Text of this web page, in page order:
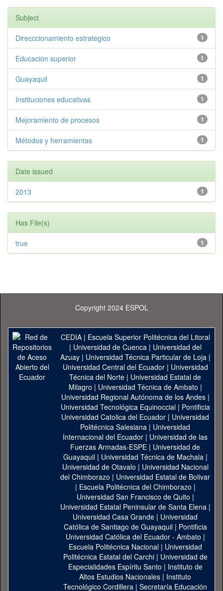
Subject
1
Direcccionamiento estrategico
1
Educación superior
1
Guayaquil
1
Instituciones educativas
1
Mejoramiento de procesos
1
Métodos y herramientas
Date issued
1
2013
Has File(s)
1
true
Copyright 2024 ESPOL
CEDIA| Escuela Superior Politécnica del Litoral
| Universidad de Cuenca| Universidad del
Azuay| Universidad Técnica Particular de Loja|
Universidad Central del Ecuador| Universidad
Técnica del Norte | Universidad Estatal de
Milagro | Universidad Técnica de Ambato |
Universidad Regional Autónoma de los Andes|
Universidad Tecnológica Equinoccial| Pontificia
Universidad Catolica del Ecuador | Universidad
Politécnica Salesiana | Universidad
Internacional del Ecuador | Universidad de las
Fuerzas Armadas-ESPE | Universidad de
Guayaquil| Universidad Técnica de Machala|
Universidad de Otavalo | Universidad Nacional
del Chimborazo | Universidad Estatal de Bolivar
| Escuela Politécnica del Chimborazo |
Universidad San Francisco de Quito |
Universidad Estatal Peninsular de Santa Elena|
Universidad Casa Grande | Universidad
Católica de Santiago de Guayaquil| Pontificia
Universidad Católica del Ecuador - Ambato |
Escuela Politécnica Nacional| Universidad
Politécnica Estatal del Carchi| Universidad de
Especialidades Espíritu Santo | Instituto de
Altos Estudios Nacionales | Instituto
Tecnológico Cordillera | Secretaría Educación